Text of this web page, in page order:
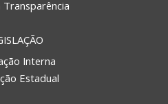
Interna
Estadual